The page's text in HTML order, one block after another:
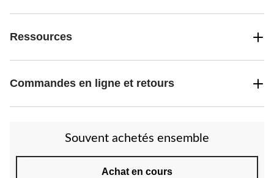
Ressources
Commandes en ligne et retours
Souvent achetés ensemble
Achat en cours